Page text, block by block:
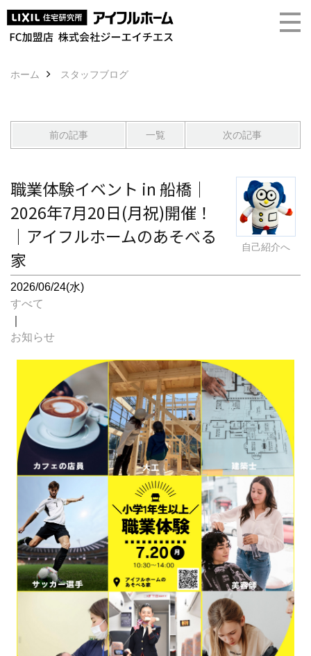
ホーム スタッフブログ
前の記事 一覧 次の記事
自己紹介へ
職業体験イベント in 船橋｜
2026年7月20日(月祝)開催！
｜アイフルホームのあそべる
家
2026/06/24(水)
すべて
お知らせ